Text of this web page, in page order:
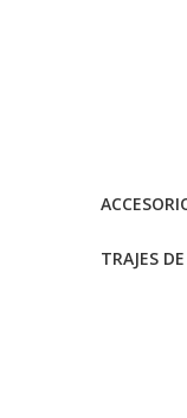
TRAJES